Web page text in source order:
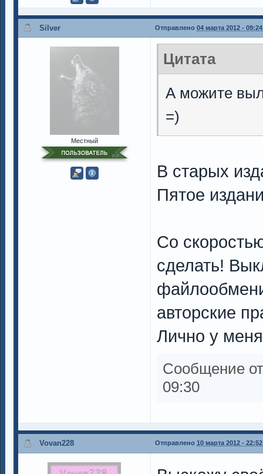
Silver Отправлено 04 марта 2012 - 09:24
Местный
Цитата
А можите
=)
В старых
Пятое
Со
сделать!
авторские
Лично у
Сообщение
09:30
Vovan228 Отправлено 10 марта 2012 - 22:52